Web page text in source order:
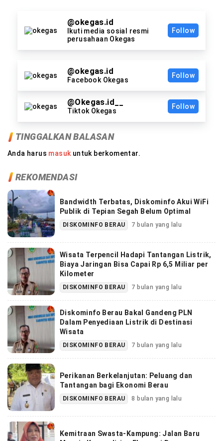
@okegas.id
Ikuti media sosial resmi
perusahaan Okegas
Follow
@okegas.id
Facebook Okegas
Follow
@Okegas.id__
Tiktok Okegas
Follow
TINGGALKAN BALASAN
Anda harus masukuntuk berkomentar.
REKOMENDASI
Bandwidth Terbatas, Diskominfo Akui WiFi
Publik di Tepian Segah Belum Optimal
DISKOMINFO BERAU 7 bulan yang lalu
Wisata Terpencil Hadapi Tantangan Listrik,
Biaya Jaringan Bisa Capai Rp 6,5 Miliar per
Kilometer
DISKOMINFO BERAU 7 bulan yang lalu
Diskominfo Berau Bakal Gandeng PLN
Dalam Penyediaan Listrik di Destinasi
Wisata
DISKOMINFO BERAU 7 bulan yang lalu
Perikanan Berkelanjutan: Peluang dan
Tantangan bagi Ekonomi Berau
DISKOMINFO BERAU 8 bulan yang lalu
Kemitraan Swasta-Kampung: Jalan Baru